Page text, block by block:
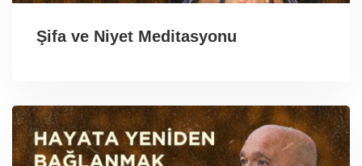
Şifa ve Niyet Meditasyonu